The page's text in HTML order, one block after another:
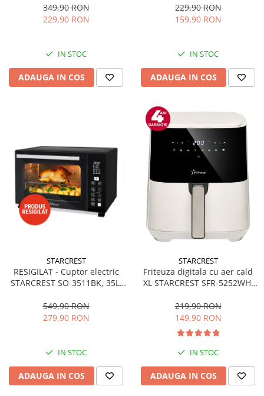
349,90 RON
229,90 RON
IN STOC
ADAUGA IN COS
invelis ceramic pentru vafe,
nuci, gogosi si smile
229,90 RON
159,90 RON
IN STOC
ADAUGA IN COS
STARCREST
RESIGILAT - Cuptor electric
STARCREST SO-3511BK, 35L,
Programe predefinite,
Interfata digitala, Negru
549,90 RON
279,90 RON
IN STOC
ADAUGA IN COS
STARCREST
Friteuza digitala cu aer cald
XL STARCREST SFR-5252WH,
200 °C, 8 programe
predefinite, Alb
219,90 RON
149,90 RON
IN STOC
ADAUGA IN COS